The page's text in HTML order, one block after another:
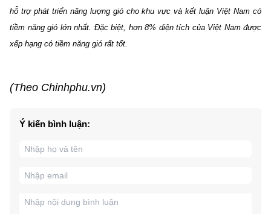
hỗ trợ phát triển năng lượng gió cho khu vực và kết luận Việt Nam có
tiềm năng gió lớn nhất. Đặc biệt, hơn 8% diện tích của Việt Nam được
xếp hạng có tiềm năng gió rất tốt.
(Theo Chinhphu.vn)
Ý kiến bình luận: